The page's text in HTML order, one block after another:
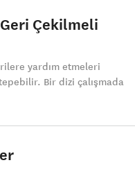
Çekilmeli
yardım etmeleri
Bir dizi çalışmada